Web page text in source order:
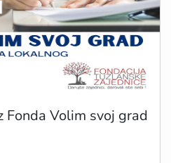
Fonda Volim svoj grad